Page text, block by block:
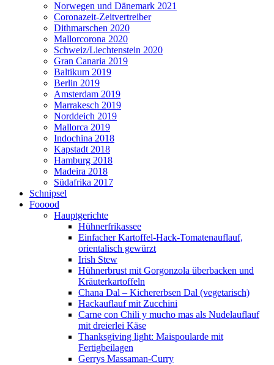
Norwegen und Dänemark 2021
Coronazeit-Zeitvertreiber
Dithmarschen 2020
Mallorcorona 2020
Schweiz/Liechtenstein 2020
Gran Canaria 2019
Baltikum 2019
Berlin 2019
Amsterdam 2019
Marrakesch 2019
Norddeich 2019
Mallorca 2019
Indochina 2018
Kapstadt 2018
Hamburg 2018
Madeira 2018
Südafrika 2017
Schnipsel
Fooood
Hauptgerichte
Hühnerfrikassee
Einfacher Kartoffel-Hack-Tomatenauflauf,
orientalisch gewürzt
Irish Stew
Hühnerbrust mit Gorgonzola überbacken und
Kräuterkartoffeln
Chana Dal – Kichererbsen Dal (vegetarisch)
Hackauflauf mit Zucchini
Carne con Chili y mucho mas als Nudelauflauf
mit dreierlei Käse
Thanksgiving light: Maispoularde mit
Fertigbeilagen
Gerrys Massaman-Curry